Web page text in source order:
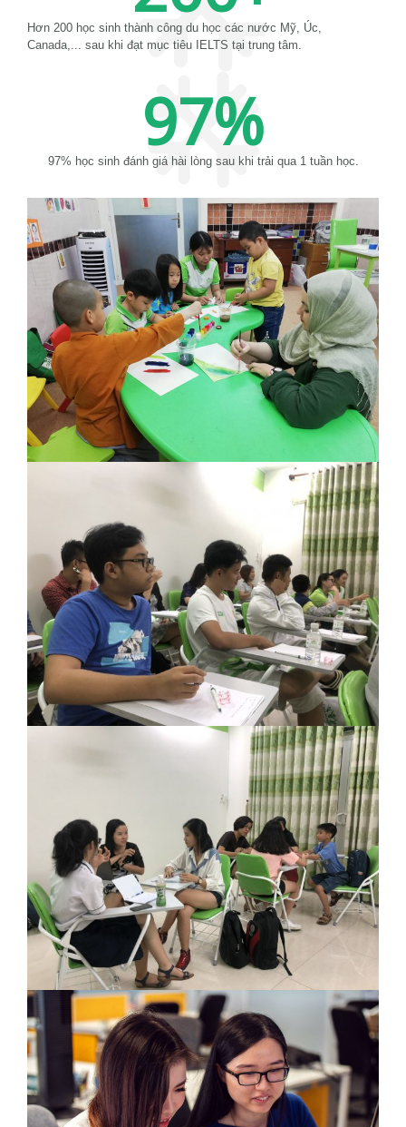
Hơn 200 học sinh thành công du học các nước Mỹ, Úc,
Canada,... sau khi đạt mục tiêu IELTS tại trung tâm.
97% học sinh đánh giá hài lòng sau khi trải qua 1 tuần học.
97%